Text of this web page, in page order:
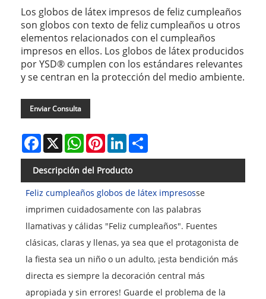
Los globos de látex impresos de feliz cumpleaños
son globos con texto de feliz cumpleaños u otros
elementos relacionados con el cumpleaños
impresos en ellos. Los globos de látex producidos
por YSD® cumplen con los estándares relevantes
y se centran en la protección del medio ambiente.
Enviar Consulta
Facebook
X WhatsAppPinterestLinkedIn
Descripción del Producto
Feliz cumpleaños globos de látex impresosse
imprimen cuidadosamente con las palabras
llamativas y cálidas "Feliz cumpleaños". Fuentes
clásicas, claras y llenas, ya sea que el protagonista de
la fiesta sea un niño o un adulto, ¡esta bendición más
directa es siempre la decoración central más
apropiada y sin errores! Guarde el problema de la